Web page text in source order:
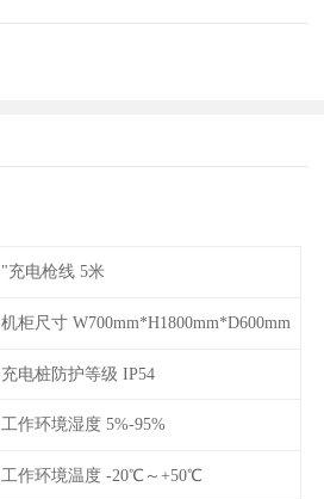
"充电枪线 5米
机柜尺寸 W700mm*H1800mm*D600mm
充电桩防护等级 IP54
工作环境湿度 5%-95%
工作环境温度 -20℃～+50℃